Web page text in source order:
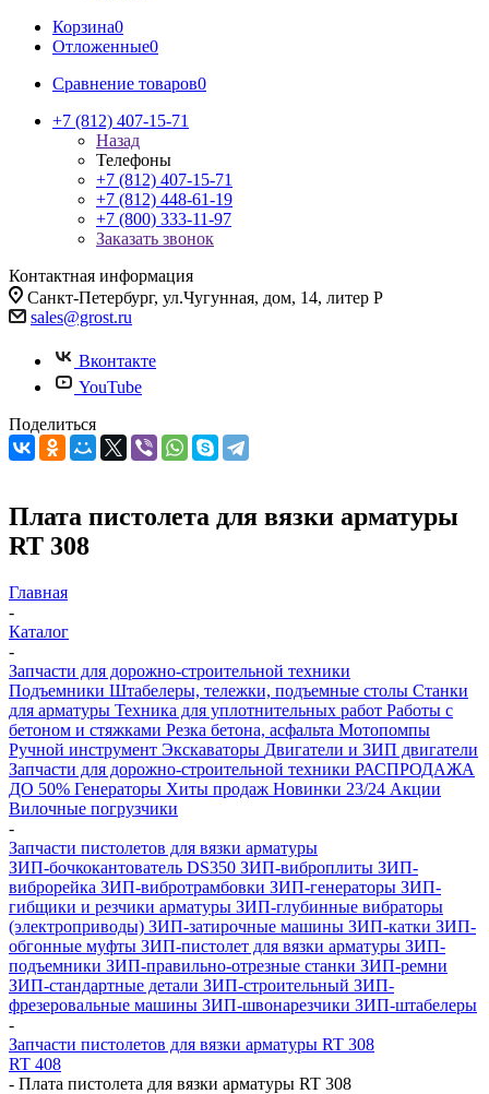
Корзина0
Отложенные0
Сравнение товаров0
+7 (812) 407-15-71
Назад
Телефоны
+7 (812) 407-15-71
+7 (812) 448-61-19
+7 (800) 333-11-97
Заказать звонок
Контактная информация
Санкт-Петербург, ул.Чугунная, дом, 14, литер Р
sales@grost.ru
Вконтакте
YouTube
Поделиться
Плата пистолета для вязки арматуры
RT 308
Главная
-
Каталог
-
Запчасти для дорожно-строительной техники
Подъемники Штабелеры, тележки, подъемные столы Станки
для арматуры Техника для уплотнительных работ Работы с
бетоном и стяжками Резка бетона, асфальта Мотопомпы
Ручной инструмент Экскаваторы Двигатели и ЗИП двигатели
Запчасти для дорожно-строительной техники РАСПРОДАЖА
ДО 50% Генераторы Хиты продаж Новинки 23/24 Акции
Вилочные погрузчики
-
Запчасти пистолетов для вязки арматуры
ЗИП-бочкокантователь DS350 ЗИП-виброплиты ЗИП-
виброрейка ЗИП-вибротрамбовки ЗИП-генераторы ЗИП-
гибщики и резчики арматуры ЗИП-глубинные вибраторы
(электроприводы) ЗИП-затирочные машины ЗИП-катки ЗИП-
обгонные муфты ЗИП-пистолет для вязки арматуры ЗИП-
подъемники ЗИП-правильно-отрезные станки ЗИП-ремни
ЗИП-стандартные детали ЗИП-строительный ЗИП-
фрезеровальные машины ЗИП-швонарезчики ЗИП-штабелеры
-
Запчасти пистолетов для вязки арматуры RT 308
RT 408
- Плата пистолета для вязки арматуры RT 308